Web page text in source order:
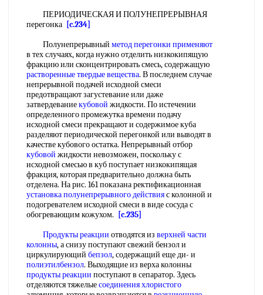
ПЕРИОДИЧЕСКАЯ И ПОЛУНЕПРЕРЫВНАЯ
перегонка [c.234]
Полунепрерывный метод перегонки применяют
в тех случаях, когда нужно отделить низкокипящую
фракцию или сконцентрировать смесь, содержащую
растворенные твердые вещества. В последнем случае
непрерывной подачей исходной смеси
предотвращают загустевание или даже
затвердеваниекубовой жидкости. По истечении
определенного промежутка времени подачу
исходной смеси прекращают и содержимое куба
разделяют периодической перегонкой или выводят в
качестве кубового остатка. Непрерывный отбор
кубовой жидкости невозможен, поскольку с
исходной смесью в куб поступает низкокипящая
фракция, которая предварительно должна быть
отделена. На рис. 161 показана ректификационная
установка полунепрерывного действияс колонной и
подогревателем исходной смеси в виде сосуда с
обогревающим кожухом.
[c.235]
Продукты реакции отводятся из верхней части
колонны, а снизу поступают свежий бензол и
циркулирующий бепзол, содержащий еще ди- и
полиэтилбензол. Выходящие из верха колонны
продукты реакции поступают в сепаратор. Здесь
отделяются тяжелыесоединения хлористого